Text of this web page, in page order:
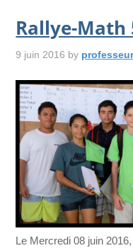
Rallye-Math
9 juin 2016 by
Le Mercredi 08 juin